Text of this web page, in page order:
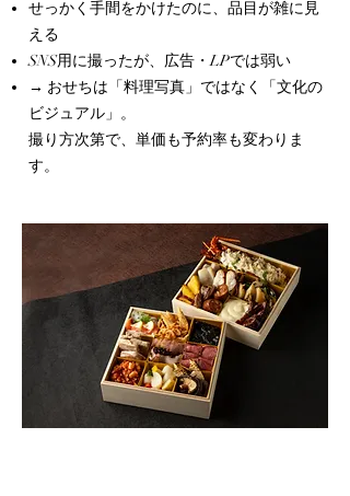
せっかく手間をかけたのに、品目が雑に見
える
SNS用に撮ったが、広告・LPでは弱い
→ おせちは「料理写真」ではなく「文化の
ビジュアル」。
撮り方次第で、単価も予約率も変わりま
す。